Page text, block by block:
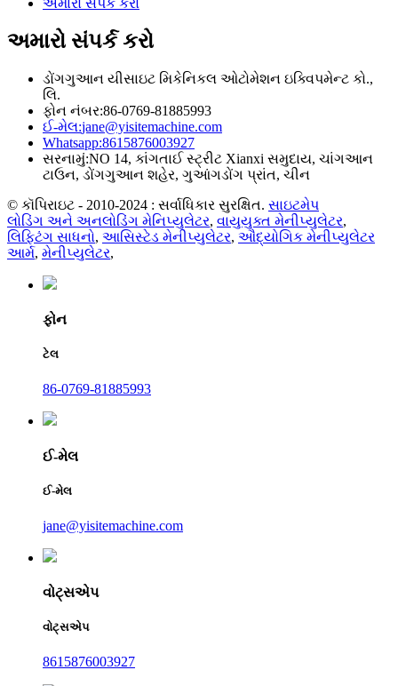
અમારો સંપર્ક કરો
ડોંગગુઆન યીસાઇટ મિકેનિકલ ઓટોમેશન ઇક્વિપમેન્ટ કો.,
લિ.
ફોન નંબર:86-0769-81885993
ઈ-મેલ:jane@yisitemachine.com
Whatsapp:8615876003927
સરનામું:NO 14, કાંગતાઈ સ્ટ્રીટ Xianxi સમુદાય, ચાંગઆન
ટાઉન, ડોંગગુઆન શહેર, ગુઆંગડોંગ પ્રાંત, ચીન
© કૉપિરાઇટ - 2010-2024 : સર્વાધિકાર સુરક્ષિત. સાઇટમેપ
લોડિંગ અને અનલોડિંગ મેનિપ્યુલેટર, વાયુયુક્ત મેનીપ્યુલેટર,
લિફ્ટિંગ સાધનો, આસિસ્ટેડ મેનીપ્યુલેટર, ઔદ્યોગિક મેનીપ્યુલેટર
આર્મ, મેનીપ્યુલેટર,
ફોન
ટેલ
86-0769-81885993
ઈ-મેલ
ઈ-મેલ
jane@yisitemachine.com
વોટ્સએપ
વોટ્સએપ
8615876003927